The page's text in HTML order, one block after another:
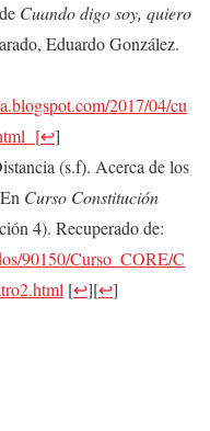
Cuando digo soy, quiero
Eduardo González.
2017/04/cu
[↩]
(s.f). Acerca de los
Curso Constitución
4). Recuperado de:
90150/Curso_CORE/C
[↩][↩]